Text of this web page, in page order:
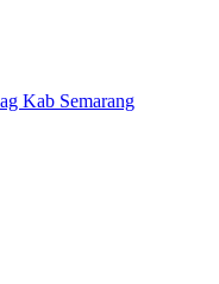
Kab Semarang